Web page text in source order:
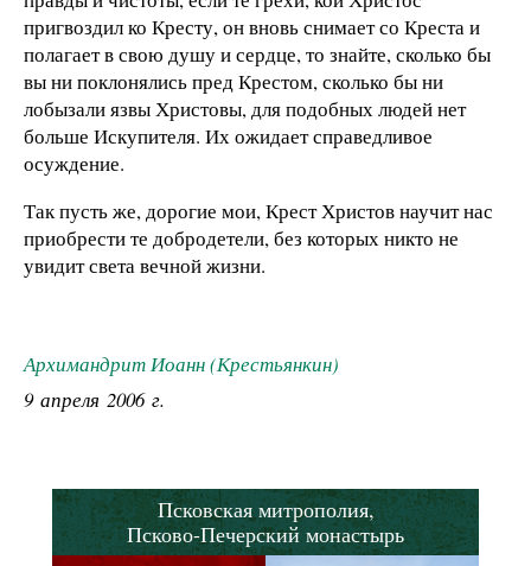
пригвоздил ко Кресту, он вновь снимает со Креста и
полагает в свою душу и сердце, то знайте, сколько бы
вы ни поклонялись пред Крестом, сколько бы ни
лобызали язвы Христовы, для подобных людей нет
больше Искупителя. Их ожидает справедливое
осуждение.
Так пусть же, дорогие мои, Крест Христов научит нас
приобрести те добродетели, без которых никто не
увидит света вечной жизни.
Архимандрит Иоанн (Крестьянкин)
9 апреля 2006 г.
Псковская митрополия,
Псково-Печерский монастырь